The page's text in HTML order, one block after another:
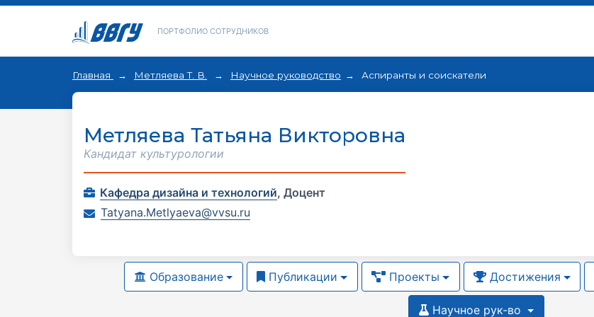
ПОРТФОЛИО СОТРУДНИКОВ
Главная Метляева Т. В. Научное руководство Аспиранты и соискатели
Метляева Татьяна Викторовна
Кандидат культурологии
Кафедра дизайна и технологий, Доцент
Tatyana.Metlyaeva@vvsu.ru
Образование Публикации Проекты Достижения
Научное рук-во